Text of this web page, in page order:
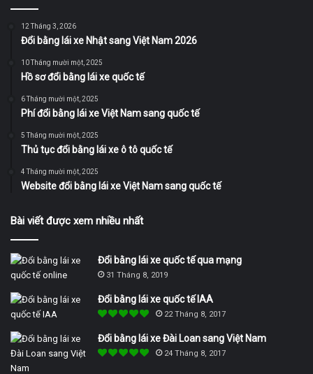
12 Tháng 3, 2026
Đổi bằng lái xe Nhật sang Việt Nam 2026
10 Tháng mười một, 2025
Hồ sơ đổi bằng lái xe quốc tế
6 Tháng mười một, 2025
Phí đổi bằng lái xe Việt Nam sang quốc tế
5 Tháng mười một, 2025
Thủ tục đổi bằng lái xe ô tô quốc tế
4 Tháng mười một, 2025
Website đổi bằng lái xe Việt Nam sang quốc tế
Bài viết được xem nhiều nhất
Đổi bằng lái xe quốc tế qua mạng
31 Tháng 8, 2019
Đổi bằng lái xe quốc tế IAA
22 Tháng 8, 2017
Đổi bằng lái xe Đài Loan sang Việt Nam
24 Tháng 8, 2017